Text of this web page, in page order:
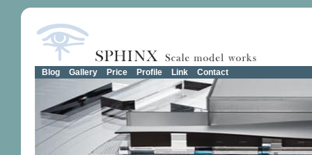
Blog Gallery Price Profile Link Contact